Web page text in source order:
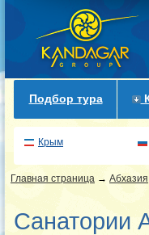
Подбор тура
Крым
Главная страница → Абхазия
Санатории